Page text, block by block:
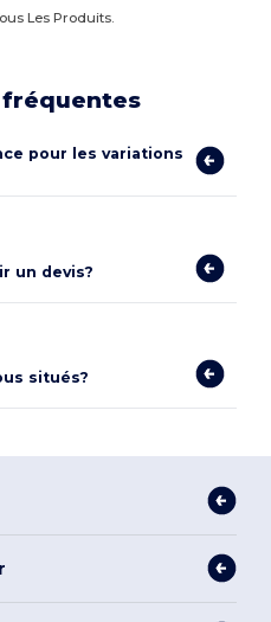
Les Produits.
pour les variations
un devis?
situés?